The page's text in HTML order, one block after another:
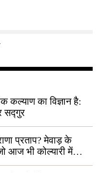
कल्याण का विज्ञान है:
सद्गुर
प्रताप? मेवाड़ के
आज भी कोल्यारी में